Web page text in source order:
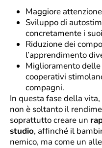
Maggiore
Sviluppo di
concretamente i
Riduzione dei
l’apprendimento
Miglioramento
cooperativi
compagni.
In questa fase della
non è soltanto il
soprattutto creare un
studio, affinché il
nemico, ma come un